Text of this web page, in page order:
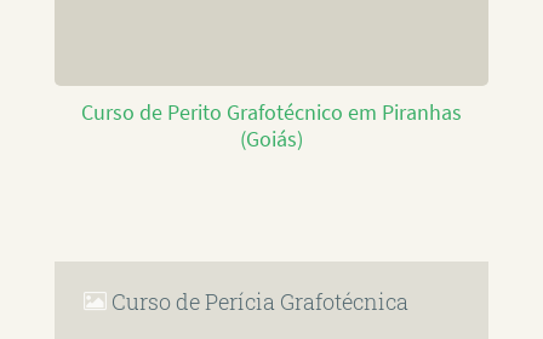
Curso de Perito Grafotécnico em Piranhas
(Goiás)
Curso de Perícia Grafotécnica